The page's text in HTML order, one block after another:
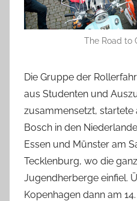
The Road to
Die Gruppe der
aus Studenten und
zusammensetzt, startete
Bosch in den
Essen und Münster am
Tecklenburg, wo die
Jugendherberge einfiel.
Kopenhagen dann am